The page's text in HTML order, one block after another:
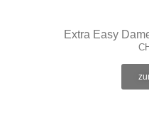
Extra Easy